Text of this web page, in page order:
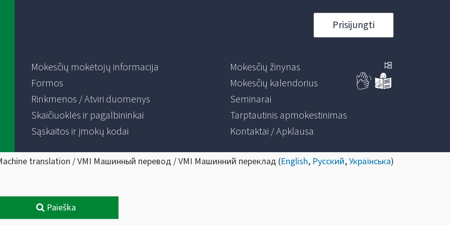
Prisijungti
Mokesčių mokėtojų informacija
Formos
Rinkmenos / Atviri duomenys
Skaičiuoklės ir pagalbininkai
Sąskaitos ir įmokų kodai
Mokesčių žinynas
Mokesčių kalendorius
Seminarai
Tarptautinis apmokestinimas
Kontaktai / Apklausa
translation / VMI Машинный перевод / VMI Машинний переклад (English, Русский,Українська)
Paieška